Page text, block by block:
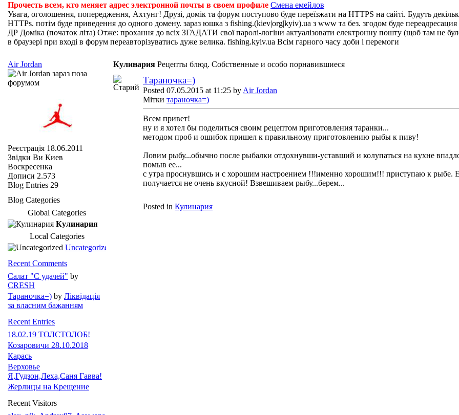
Прочесть всем, кто меняет адрес электронной почты в своем профиле Смена емейлов
Увага, оголошення, попередження, Ахтунг! Друзі, домік та форум поступово буде переїзжати на HTTPS на сайті. Будуть
HTTPs. потім буде приведення до одного домену. зараз юшка з fishing.(kiev|org|kyiv).ua з www та без. згодом буде
ДР Доміка (початок літа) Отже: прохання до всіх ЗГАДАТИ свої паролі-логіни актуалізовати електронну пошту (щоб там не
в браузері при вході в форум переавторізуватись дуже велика. fishing.kyiv.ua Всім гарного часу доби і перемоги
Кулинария Рецепты блюд. Собственные и особо порнавившиеся
Тараночка=)
Posted 07.05.2015 at 11:25 by Air Jordan
Мітки тараночка=)
Всем привет!
ну и я хотел бы поделиться своим рецептом приготовления таранки...
методом проб и ошибок пришел к правильному приготовлению рыбы к пиву!
Ловим рыбу...обычно после рыбалки отдохнувши-уставший и колупаться на кухне
помыв ее...
с утра проснувшись и с хорошим настроением !!!именно хорошим!!! приступаю к рыбе.
получается не очень вкусной! Взвешиваем рыбу...берем...
Posted in Кулинария
Air Jordan
Реєстрація 18.06.2011
Звідки Ви Киев
Воскресенка
Дописи 2.573
Blog Entries 29
Blog Categories
Global Categories
Кулинария
Local Categories
Uncategorized
Recent Comments
Салат "С удачей" by
CRESH
Тараночка=) by Ліквідація
за власним бажанням
Recent Entries
18.02.19 ТОЛСТОЛОБ!
Козаровичи 28.10.2018
Карась
Верховье
Я,Гудзон,Леха,Саня Гавва!
Жерлицы на Крещение
Recent Visitors